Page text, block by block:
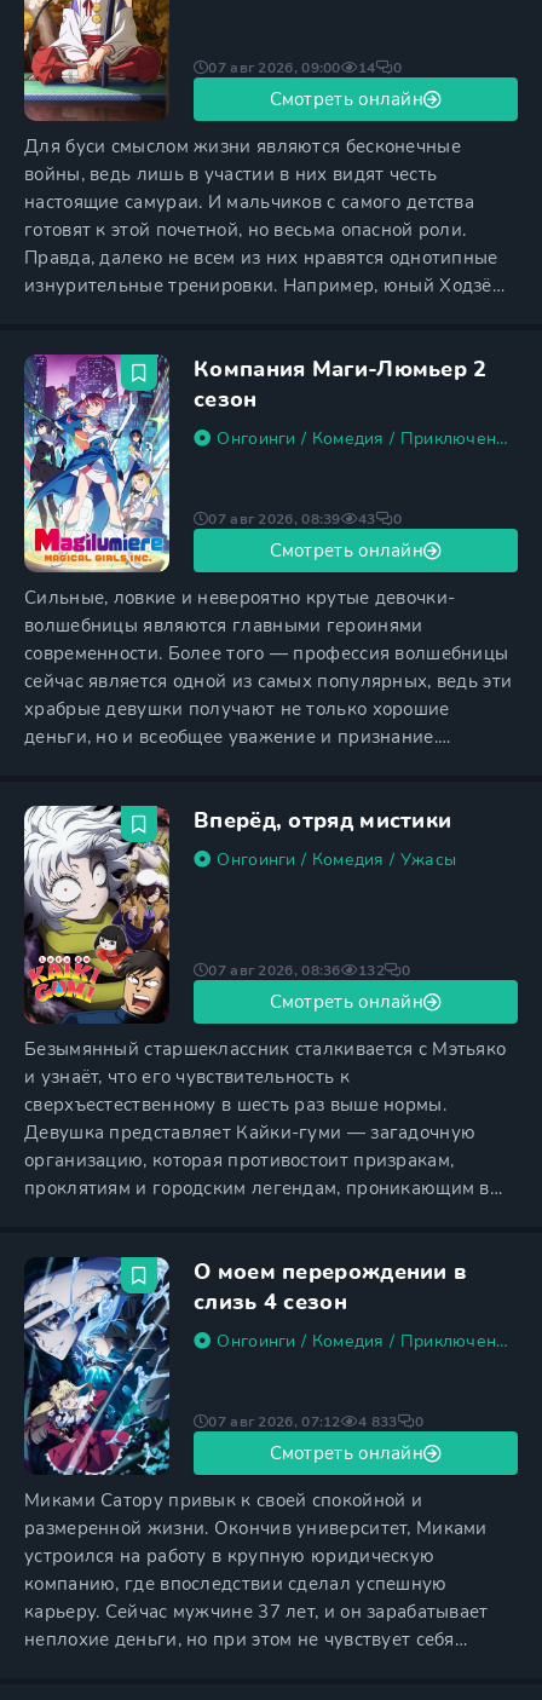
Для буси смыслом жизни являются бесконечные
войны, ведь лишь в участии в них видят честь
настоящие самураи. И мальчиков с самого детства
готовят к этой почетной, но весьма опасной роли.
Правда, далеко не всем из них нравятся однотипные
изнурительные тренировки. Например, юный Ходзё
является настоящим мастером побега, и поэтому
зачастую слугам приходится сильно постараться,
чтобы угнаться за ним.
07 авг 2026, 09:00 14 0
Смотреть онлайн
Компания Маги-Люмьер 2
сезон
Онгоинги / Комедия / Приключения
Сильные, ловкие и невероятно крутые девочки-
волшебницы являются главными героинями
современности. Более того — профессия волшебницы
сейчас является одной из самых популярных, ведь эти
храбрые девушки получают не только хорошие
деньги, но и всеобщее уважение и признание.
популяция сильно выросла за последние годы. Сейчас
существует более 500 крупных и мелких компаний,
где работают девочки-волшебницы, и
07 авг 2026, 08:39 43 0
Смотреть онлайн
Вперёд, отряд мистики
Онгоинги / Комедия / Ужасы
Безымянный старшеклассник сталкивается с Мэтьяко
и узнаёт, что его чувствительность к
сверхъестественному в шесть раз выше нормы.
Девушка представляет Кайки-гуми — загадочную
организацию, которая противостоит призракам,
проклятиям и городским легендам, проникающим в
замечать нечисть там, где остальные видят обычный
школьный коридор, пустую улицу или старую
игрушку. Каждое поручение проверяет его
07 авг 2026, 08:36 132 0
Смотреть онлайн
О моем перерождении в
слизь 4 сезон
Онгоинги / Комедия / Приключения
Миками Сатору привык к своей спокойной и
размеренной жизни. Окончив университет, Миками
устроился на работу в крупную юридическую
компанию, где впоследствии сделал успешную
карьеру. Сейчас мужчине 37 лет, и он зарабатывает
неплохие деньги, но при этом не чувствует себя
07 авг 2026, 07:12 4 833 0
Смотреть онлайн